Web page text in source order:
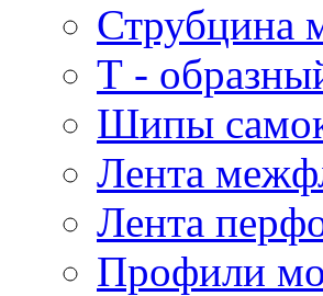
Струбцина
Т -
Шипы
Лента
Лента
Профили